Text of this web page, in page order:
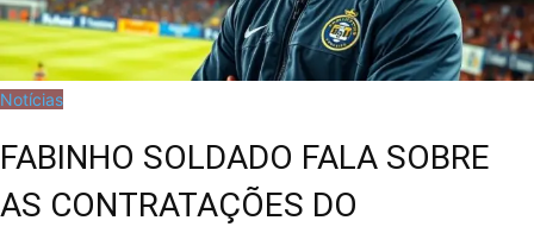
Notícias
FABINHO SOLDADO FALA SOBRE
AS CONTRATAÇÕES DO